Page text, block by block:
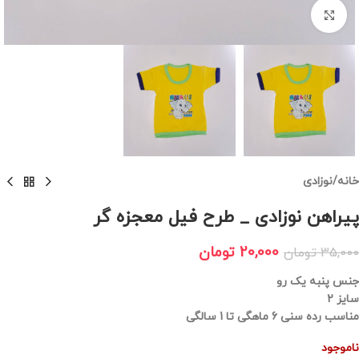
برای بزرگنمایی کلیک کنید
خانه/نوزادی
پیراهن نوزادی _ طرح فیل معجزه گر
35,000 تومان 20,000 تومان
جنس پنبه یک رو
سایز 2
مناسب رده سنی 6 ماهگی تا 1 سالگی
ناموجود